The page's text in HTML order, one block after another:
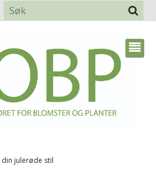
din julerøde stil